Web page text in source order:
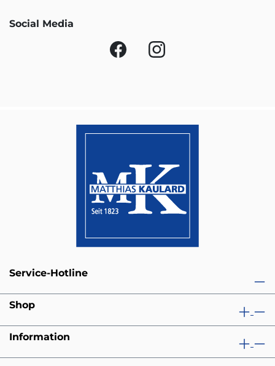
Social Media
Service-Hotline
Shop
Information